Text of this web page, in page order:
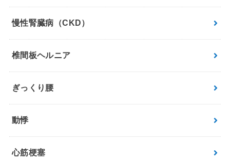
慢性腎臓病（CKD）
椎間板ヘルニア
ぎっくり腰
動悸
心筋梗塞